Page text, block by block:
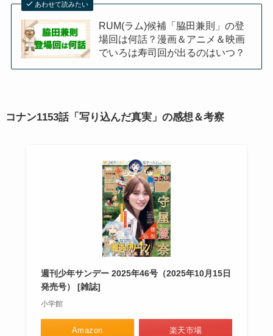
あわせて読みたい
RUM(ラム)候補「脇田兼則」の登
場回は何話？漫画＆アニメ＆映画
でいろは寿司回が出るのはいつ？
コナン1153話「写り込んだ真実」の感想＆考察
週刊少年サンデー 2025年46号（2025年10月15日
発売号） [雑誌]
小学館
Amazon 楽天市場